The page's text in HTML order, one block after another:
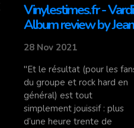
Vinylestimes.fr -
Album review by
28 Nov 2021
"Et le résultat (pour les
du groupe et rock hard en
général) est tout
simplement jouissif : plus
d’une heure trente de